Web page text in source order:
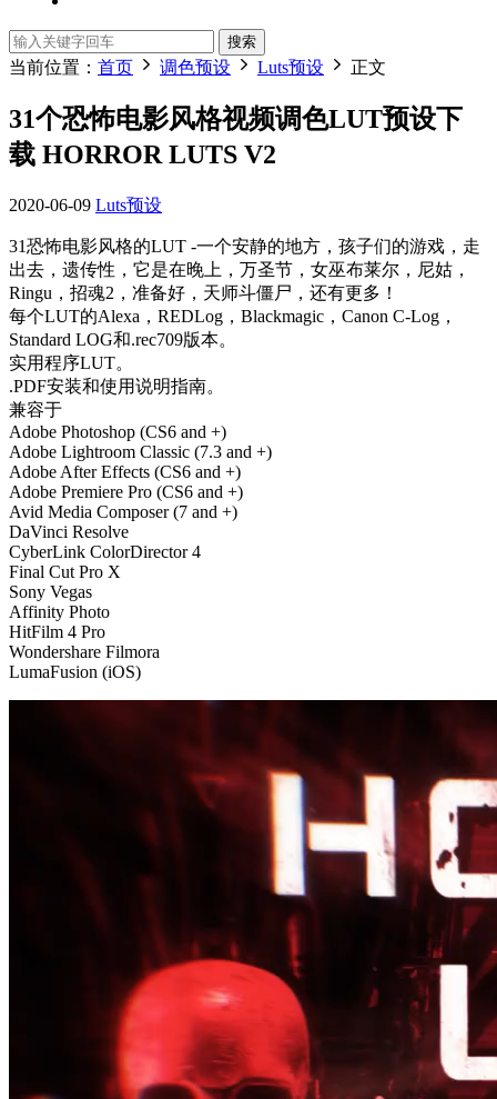
搜索
当前位置： 首页 调色预设 Luts预设 正文
31个恐怖电影风格视频调色LUT预设下
载 HORROR LUTS V2
2020-06-09 Luts预设
31恐怖电影风格的LUT -一个安静的地方，孩子们的游戏，走
出去，遗传性，它是在晚上，万圣节，女巫布莱尔，尼姑，
Ringu，招魂2，准备好，天师斗僵尸，还有更多！
每个LUT的Alexa，REDLog，Blackmagic，Canon C-Log，
Standard LOG和.rec709版本。
实用程序LUT。
.PDF安装和使用说明指南。
兼容于
Adobe Photoshop (CS6 and +)
Adobe Lightroom Classic (7.3 and +)
Adobe After Effects (CS6 and +)
Adobe Premiere Pro (CS6 and +)
Avid Media Composer (7 and +)
DaVinci Resolve
CyberLink ColorDirector 4
Final Cut Pro X
Sony Vegas
Affinity Photo
HitFilm 4 Pro
Wondershare Filmora
LumaFusion (iOS)